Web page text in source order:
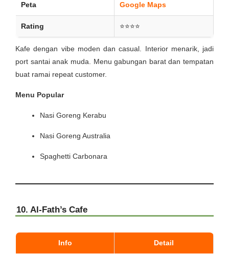
Peta Google Maps
Rating ⭐⭐⭐⭐
Kafe dengan vibe moden dan casual. Interior menarik, jadi
port santai anak muda. Menu gabungan barat dan tempatan
buat ramai repeat customer.
Menu Popular
Nasi Goreng Kerabu
Nasi Goreng Australia
Spaghetti Carbonara
10. Al-Fath’s Cafe
Info Detail